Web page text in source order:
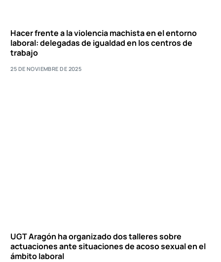
Hacer frente a la violencia machista en el entorno
laboral: delegadas de igualdad en los centros de
trabajo
25 DE NOVIEMBRE DE 2025
UGT Aragón ha organizado dos talleres sobre
actuaciones ante situaciones de acoso sexual en el
ámbito laboral